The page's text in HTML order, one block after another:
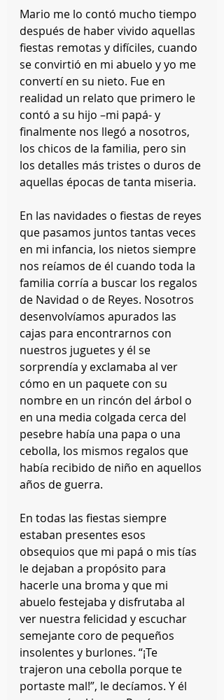
Mario me lo contó mucho tiempo
después de haber vivido aquellas
fiestas remotas y difíciles, cuando
se convirtió en mi abuelo y yo me
convertí en su nieto. Fue en
realidad un relato que primero le
contó a su hijo –mi papá- y
finalmente nos llegó a nosotros,
los chicos de la familia, pero sin
los detalles más tristes o duros de
aquellas épocas de tanta miseria.
En las navidades o fiestas de reyes
que pasamos juntos tantas veces
en mi infancia, los nietos siempre
nos reíamos de él cuando toda la
familia corría a buscar los regalos
de Navidad o de Reyes. Nosotros
desenvolvíamos apurados las
cajas para encontrarnos con
nuestros juguetes y él se
sorprendía y exclamaba al ver
cómo en un paquete con su
nombre en un rincón del árbol o
en una media colgada cerca del
pesebre había una papa o una
cebolla, los mismos regalos que
había recibido de niño en aquellos
años de guerra.
En todas las fiestas siempre
estaban presentes esos
obsequios que mi papá o mis tías
le dejaban a propósito para
hacerle una broma y que mi
abuelo festejaba y disfrutaba al
ver nuestra felicidad y escuchar
semejante coro de pequeños
insolentes y burlones. “¡Te
trajeron una cebolla porque te
portaste mal!”, le decíamos. Y él